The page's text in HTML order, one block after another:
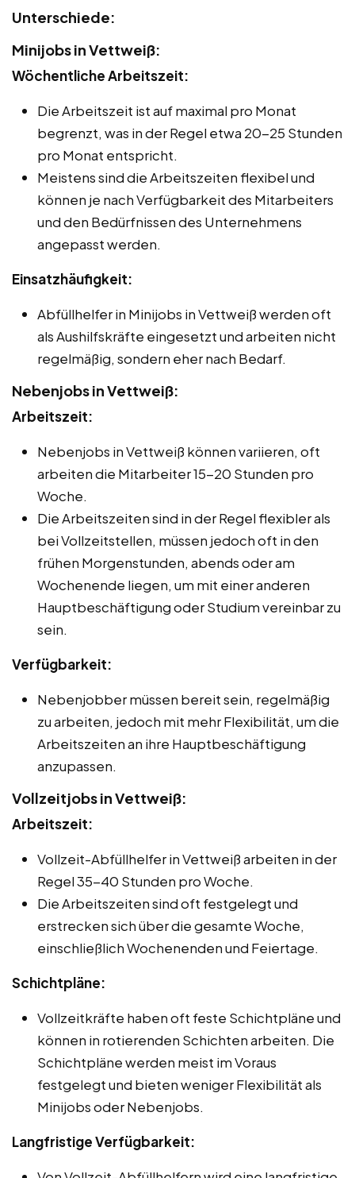
Unterschiede:
Minijobs in Vettweiß:
Wöchentliche Arbeitszeit:
Die Arbeitszeit ist auf maximal pro Monat
begrenzt, was in der Regel etwa 20-25 Stunden
pro Monat entspricht.
Meistens sind die Arbeitszeiten flexibel und
können je nach Verfügbarkeit des Mitarbeiters
und den Bedürfnissen des Unternehmens
angepasst werden.
Einsatzhäufigkeit:
Abfüllhelfer in Minijobs in Vettweiß werden oft
als Aushilfskräfte eingesetzt und arbeiten nicht
regelmäßig, sondern eher nach Bedarf.
Nebenjobs in Vettweiß:
Arbeitszeit:
Nebenjobs in Vettweiß können variieren, oft
arbeiten die Mitarbeiter 15-20 Stunden pro
Woche.
Die Arbeitszeiten sind in der Regel flexibler als
bei Vollzeitstellen, müssen jedoch oft in den
frühen Morgenstunden, abends oder am
Wochenende liegen, um mit einer anderen
Hauptbeschäftigung oder Studium vereinbar zu
sein.
Verfügbarkeit:
Nebenjobber müssen bereit sein, regelmäßig
zu arbeiten, jedoch mit mehr Flexibilität, um die
Arbeitszeiten an ihre Hauptbeschäftigung
anzupassen.
Vollzeitjobs in Vettweiß:
Arbeitszeit:
Vollzeit-Abfüllhelfer in Vettweiß arbeiten in der
Regel 35-40 Stunden pro Woche.
Die Arbeitszeiten sind oft festgelegt und
erstrecken sich über die gesamte Woche,
einschließlich Wochenenden und Feiertage.
Schichtpläne:
Vollzeitkräfte haben oft feste Schichtpläne und
können in rotierenden Schichten arbeiten. Die
Schichtpläne werden meist im Voraus
festgelegt und bieten weniger Flexibilität als
Minijobs oder Nebenjobs.
Langfristige Verfügbarkeit: